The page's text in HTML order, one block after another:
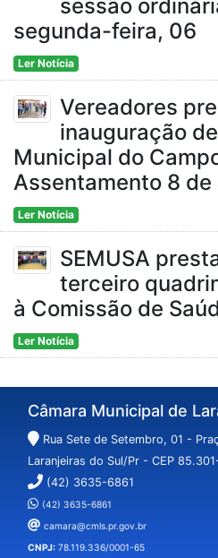
sessão
segunda-feira, 06
Ler Notícia
Vereadores
inauguração
Municipal do
Assentamento 8 de
Ler Notícia
SEMUSA
terceiro
à Comissão de
Ler Notícia
Câmara Municipal de
Rua Sete de Setembro, 01 -
Laranjeiras do Sul/Pr - CEP
(42) 3635-6861
(42) 3635-6861
camara@cmls.pr.gov.br
CNPJ: 78.119.336/0001-65